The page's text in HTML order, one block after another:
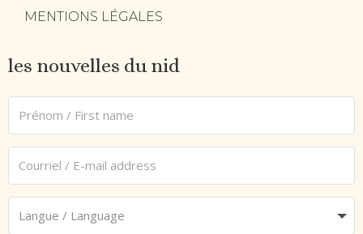
MENTIONS LÉGALES
les nouvelles du nid